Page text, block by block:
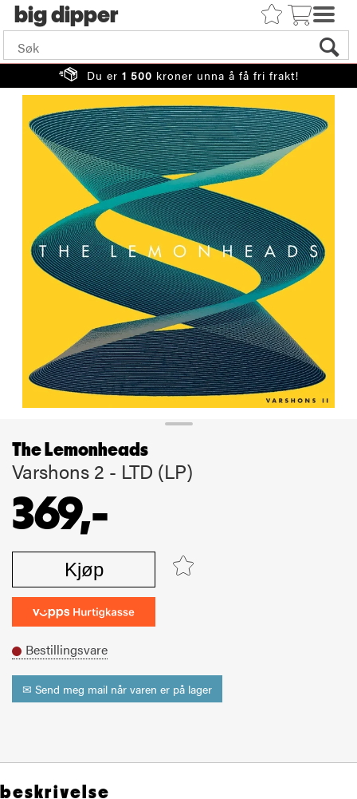
big
Du er 1 500 kroner unna å få fri frakt!
The Lemonheads
Varshons 2 - LTD (LP)
369,-
Kjøp
Bestillingsvare
✉ Send meg mail når varen er på lager
beskrivelse